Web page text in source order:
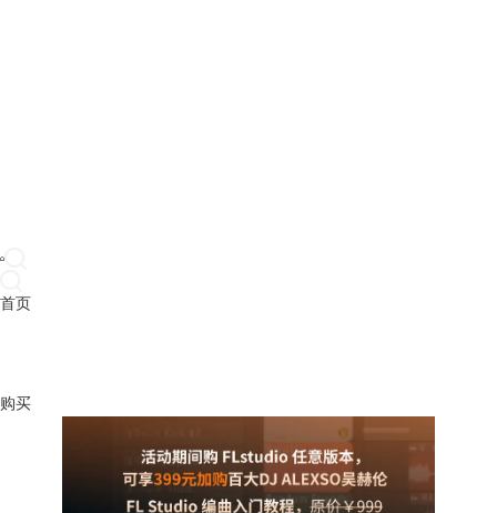
首页
购买